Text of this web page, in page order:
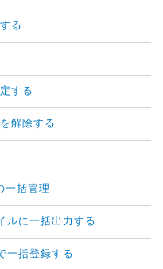
る
する
解除する
一括管理
ルに一括出力する
一括登録する